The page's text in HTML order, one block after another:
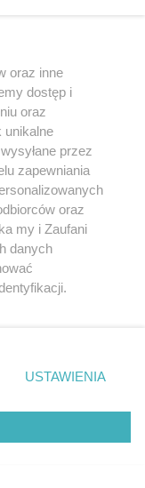
nazwa
W
3
oraz inne
dostęp i
oraz
unikalne
przez
zapewniania
oraz
my i Zaufani
danych
prywatności
zgody
się takiemu
tylko
USTAWIENIA